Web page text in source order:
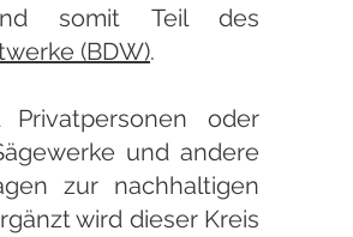
somit Teil des
(BDW).
oder
und andere
zur nachhaltigen
wird dieser Kreis